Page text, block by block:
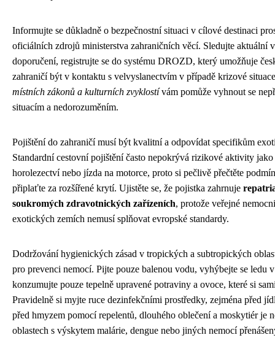
Informujte se důkladně o bezpečnostní situaci v cílové destinaci
oficiálních zdrojů ministerstva zahraničních věcí. Sledujte aktuální
doporučení, registrujte se do systému DROZD, který umožňuje
zahraničí být v kontaktu s velvyslanectvím v případě krizové
místních zákonů a kulturních zvyklostívám pomůže vyhnout se
situacím a nedorozuměním.
Pojištění do zahraničí musí být kvalitní a odpovídat specifikům
Standardní cestovní pojištění často nepokrývá rizikové aktivity
horolezectví nebo jízda na motorce, proto si pečlivě přečtěte
připlaťte za rozšířené krytí. Ujistěte se, že pojistka zahrnuje
soukromých zdravotnických zařízeních, protože veřejné
exotických zemích nemusí splňovat evropské standardy.
Dodržování hygienických zásad v tropických a subtropických
pro prevenci nemocí. Pijte pouze balenou vodu, vyhýbejte se ledu
konzumujte pouze tepelně upravené potraviny a ovoce, které si
Pravidelně si myjte ruce dezinfekčními prostředky, zejména před
před hmyzem pomocí repelentů, dlouhého oblečení a moskytiér je
oblastech s výskytem malárie, dengue nebo jiných nemocí